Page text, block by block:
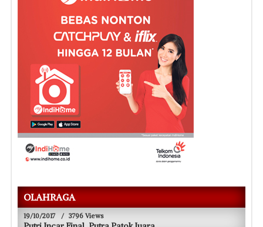
OLAHRAGA
19/10/2017 / 3796 Views